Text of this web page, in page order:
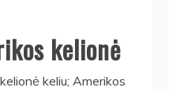
kelionė
keliu; Amerikos